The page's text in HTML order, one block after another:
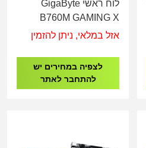
לוח ראשי GigaByte
B760M GAMING X
DDR4 - Socket 1700
אזל במלאי, ניתן להזמין
לצפיה במחירים יש
להתחבר לאתר